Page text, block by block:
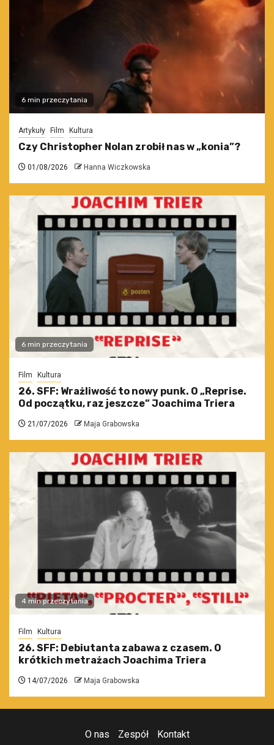
6 min przeczytania
Artykuły Film Kultura
Czy Christopher Nolan zrobił nas w „konia”?
01/08/2026 Hanna Wiczkowska
6 min przeczytania
Film Kultura
26. SFF: Wrażliwość to nowy punk. O „Reprise.
Od początku, raz jeszcze” Joachima Triera
21/07/2026 Maja Grabowska
4 min przeczytania
Film Kultura
26. SFF: Debiutanta zabawa z czasem. O
krótkich metrażach Joachima Triera
14/07/2026 Maja Grabowska
O nas Zespół Kontakt